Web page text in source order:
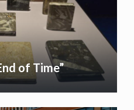
of Time”